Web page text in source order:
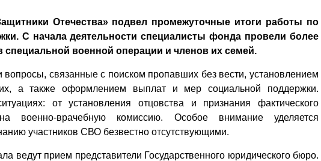
Отечества» подвел промежуточные итоги работы по
С начала деятельности специалисты фонда провели более
специальной военной операции и членов их семей.
связанные с поиском пропавших без вести, установлением
а также оформлением выплат и мер социальной поддержки.
от установления отцовства и признания фактического
военно-врачебную комиссию. Особое внимание уделяется
участников СВО безвестно отсутствующими.
ведут прием представители Государственного юридического бюро.